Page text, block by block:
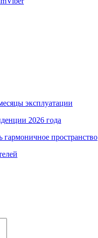
эксплуатации
2026 года
гармоничное пространство